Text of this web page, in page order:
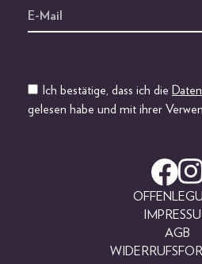
Ich bestätige, dass ich die
gelesen habe und mit ihrer
AGB